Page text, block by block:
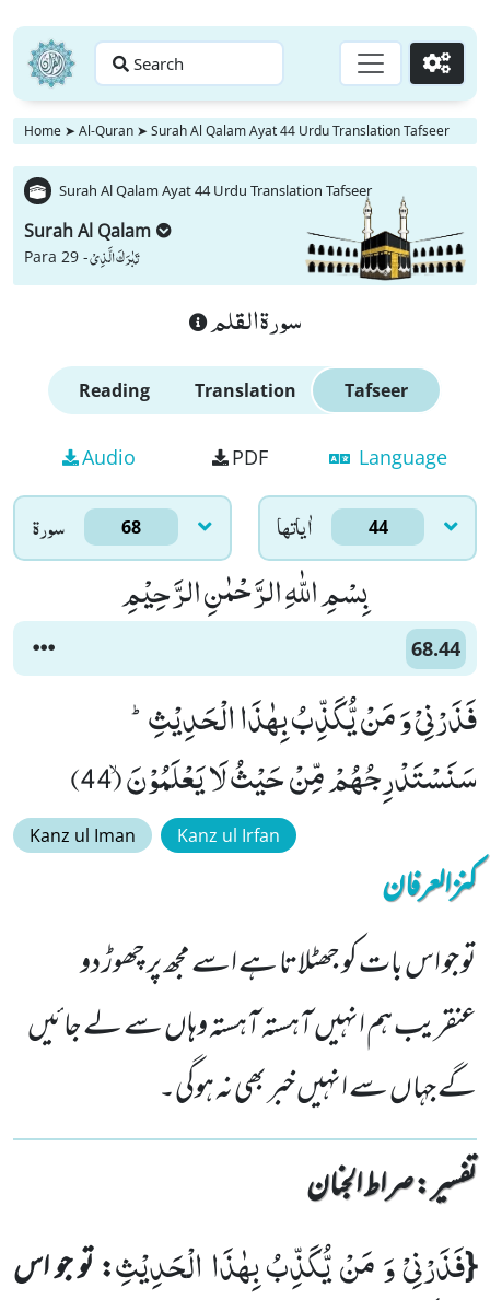
Search Go
Home ➤ Al-Quran ➤ Surah Al Qalam Ayat 44 Urdu Translation Tafseer
Surah Al Qalam Ayat 44 Urdu Translation Tafseer
Surah Al Qalam
Para 29 -تَبٰرَكَ الَّذِیْ
سورة القلم
Reading Translation Tafseer
Audio PDF Language
سورۃ 68 اٰياتها 44
بِسْمِ اللّٰهِ الرَّحْمٰنِ الرَّحِیْمِ
68.44
فَذَرْنِیْ وَ مَنْ یُّكَذِّبُ بِهٰذَا الْحَدِیْثِؕ-
سَنَسْتَدْرِجُهُمْ مِّنْ حَیْثُ لَا یَعْلَمُوْنَۙ (44)
Kanz ul Iman Kanz ul Irfan
کنزالعرفان
تو جو اس بات کو جھٹلاتا ہے اسے مجھ پر چھوڑ دو
عنقریب ہم انہیں آہستہ آہستہ وہاں سے لے جائیں
گے جہاں سے انہیں خبر بھی نہ ہوگی۔
تفسیر : ‎صراط الجنان
{فَذَرْنِیْ وَ مَنْ یُّكَذِّبُ بِهٰذَا الْحَدِیْثِ: تو جو اس